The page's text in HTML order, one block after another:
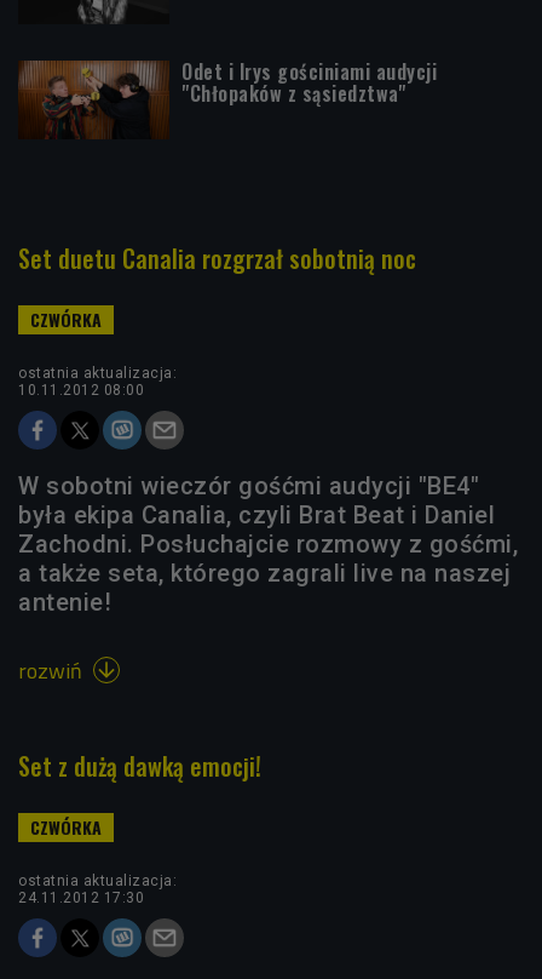
Odet i Irys gościniami audycji
"Chłopaków z sąsiedztwa"
Set duetu Canalia rozgrzał sobotnią noc
ostatnia aktualizacja:
10.11.2012 08:00
W sobotni wieczór gośćmi audycji "BE4"
była ekipa Canalia, czyli Brat Beat i Daniel
Zachodni. Posłuchajcie rozmowy z gośćmi,
a także seta, którego zagrali live na naszej
antenie!
rozwiń 
Set z dużą dawką emocji!
ostatnia aktualizacja:
24.11.2012 17:30